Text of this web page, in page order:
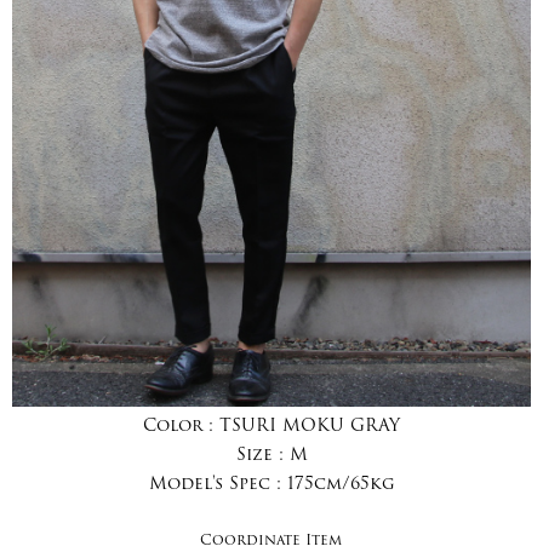
Color : TSURI MOKU GRAY
Size : M
Model's Spec : 175cm/65kg
Coordinate Item